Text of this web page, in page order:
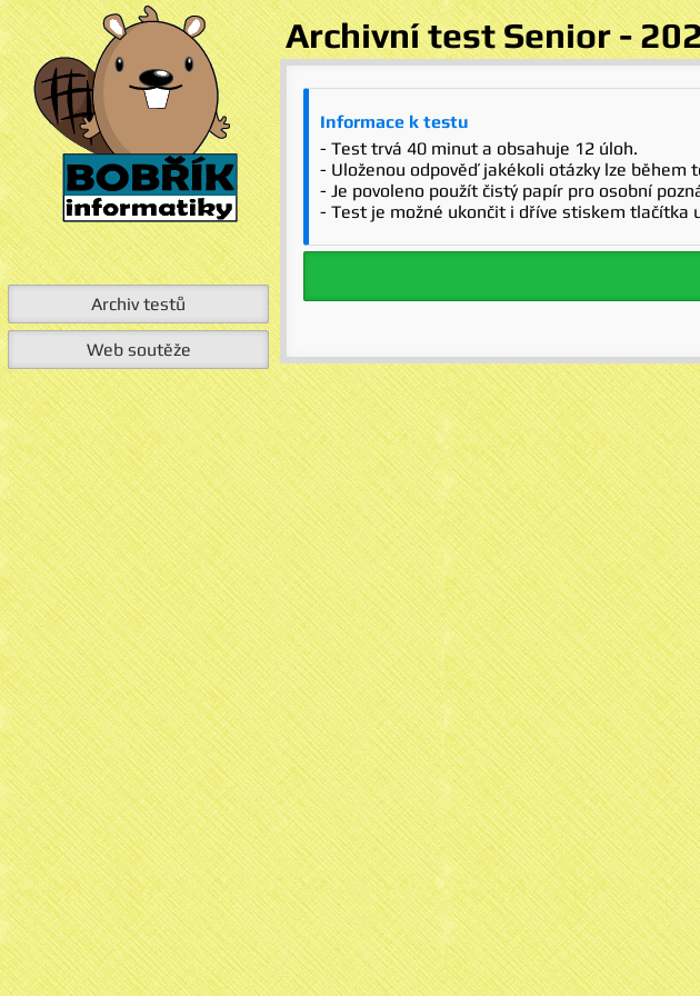
Archiv testů
Web soutěže
Archivní test Senior -
Informace k testu
- Test trvá 40 minut a obsahuje 12 úloh.
- Uloženou odpověď jakékoli otázky lze během
- Je povoleno použít čistý papír pro osobní
- Test je možné ukončit i dříve stiskem tlačítka